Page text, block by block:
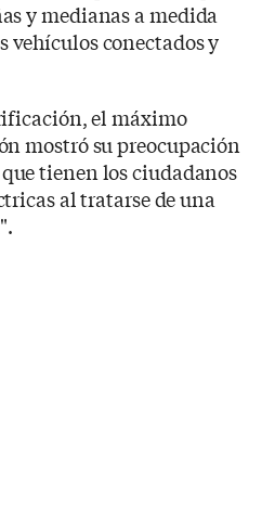
y medianas a medida
vehículos conectados y
el máximo
mostró su preocupación
tienen los ciudadanos
al tratarse de una